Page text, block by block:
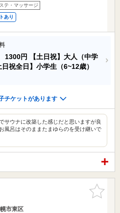
テ・マッサージ
あり
1300円
【土日祝】大人（中学
日祝全日】小学生（6~12歳）
チケットがあります
サウナに改築した感じだと思いますが良
風呂はそのままたまゆらのを受け継いで
お気に入
りに追加
市東区